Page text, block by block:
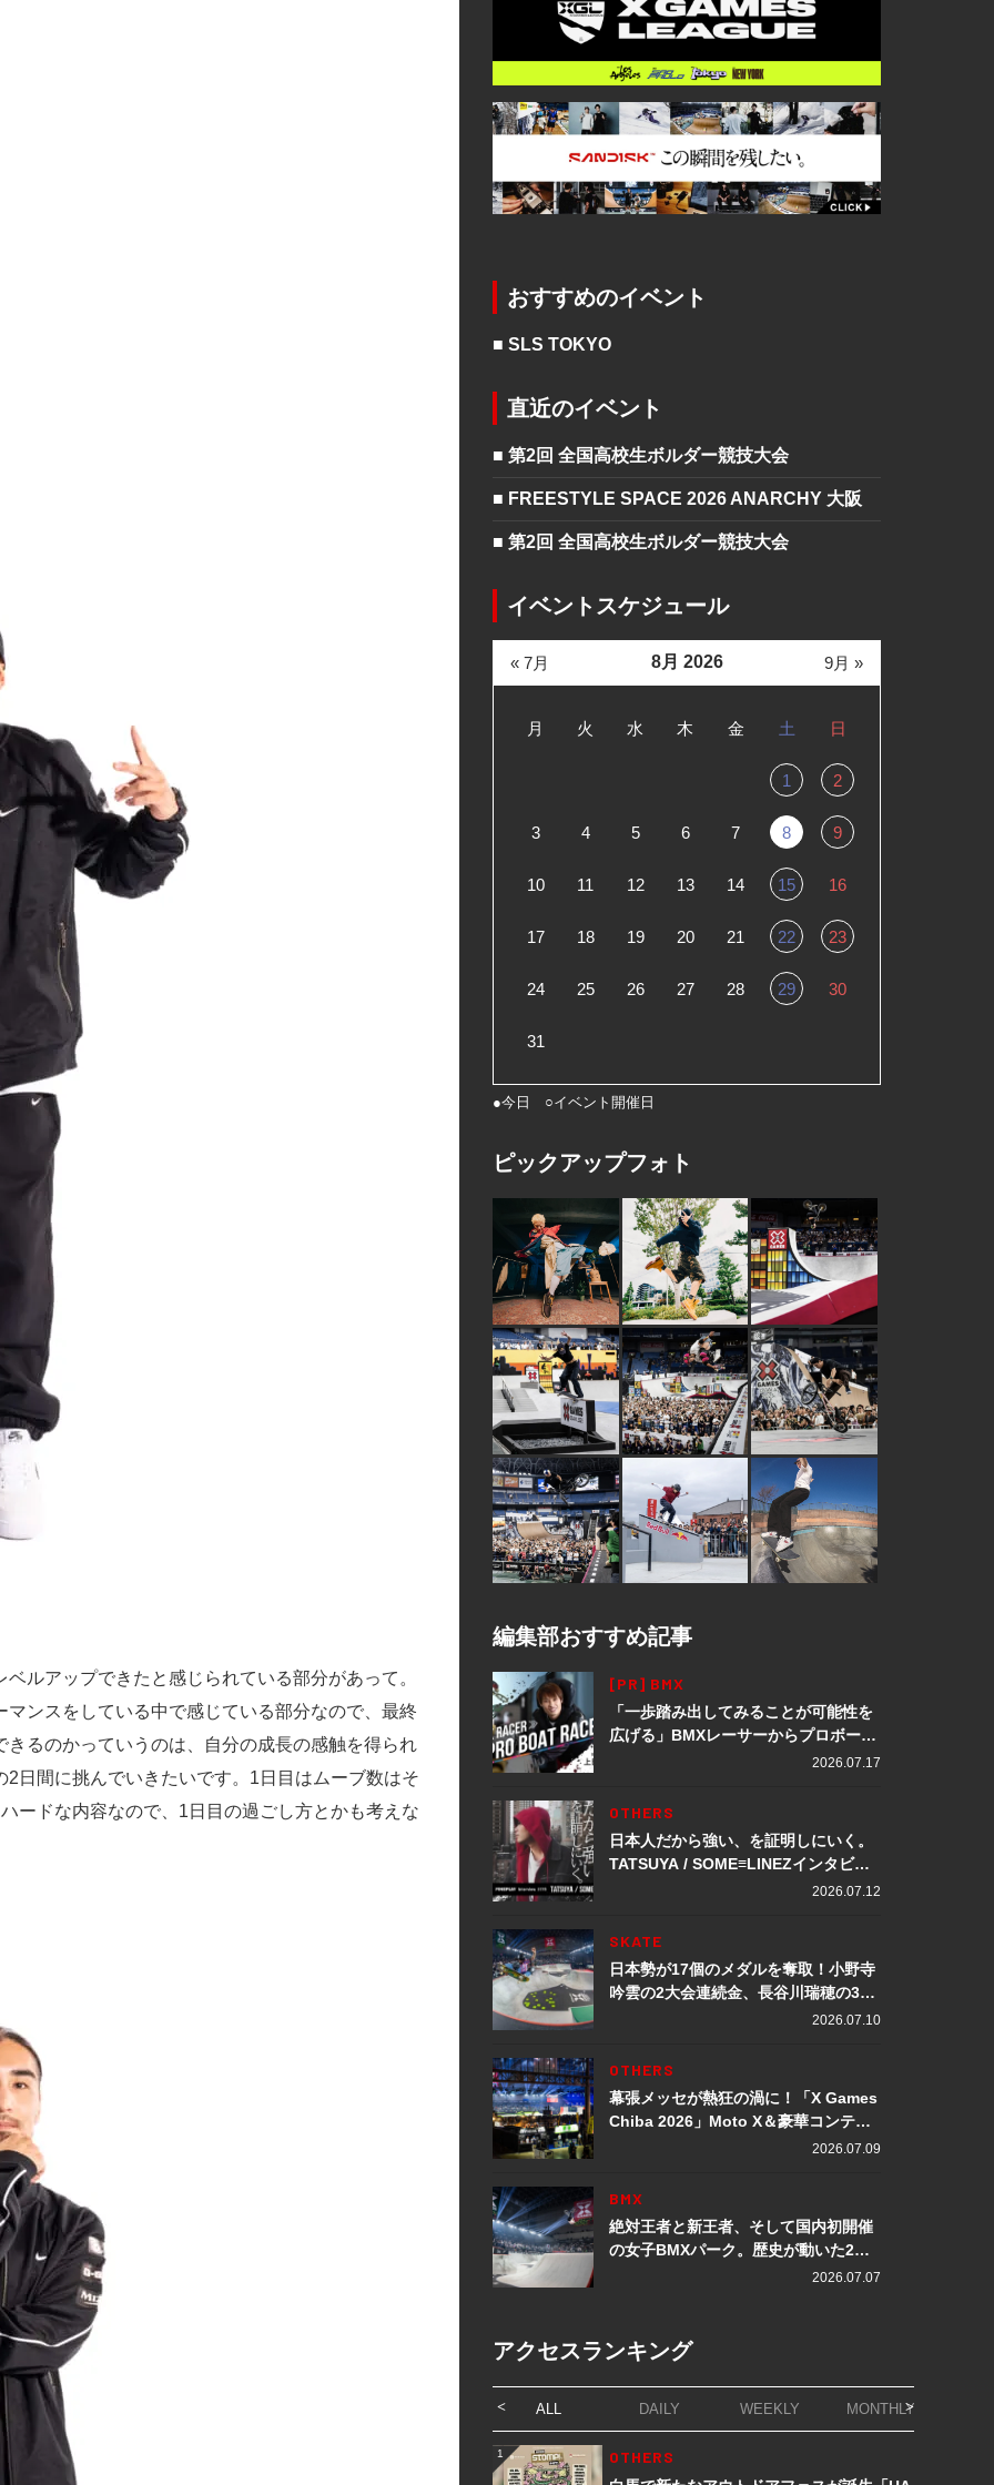
ルアップできたと感じられている部分があって。
ンスをしている中で感じている部分なので、最終
るのかっていうのは、自分の成長の感触を得られ
日間に挑んでいきたいです。1日目はムーブ数はそ
ードな内容なので、1日目の過ごし方とかも考えな
おすすめのイベント
■ SLS TOKYO
直近のイベント
■ 第2回 全国高校生ボルダー競技大会
■ FREESTYLE SPACE 2026 ANARCHY 大阪
■ 第2回 全国高校生ボルダー競技大会
イベントスケジュール
8月 2026
月 火 水 木 金 土 日
1 2
3 4 5 6 7 8 9
10 11 12 13 14 15 16
17 18 19 20 21 22 23
24 25 26 27 28 29 30
31
« 7月 9月 »
●今日 ○イベント開催日
ピックアップフォト
編集部おすすめ記事
[PR] BMX
「一歩踏み出してみることが可能性を
広げる」BMXレーサーからプロボート
レーサーへ転身。上田龍星が体現する
2026.07.17
OTHERS
日本人だから強い、を証明しにいく。
TATSUYA / SOME≡LINEZインタビュ
2026.07.12
SKATE
日本勢が17個のメダルを奪取！小野寺
吟雲の2大会連続金、長谷川瑞穂の3メ
ダル獲得など数々の快挙をプレイバッ
2026.07.10
OTHERS
幕張メッセが熱狂の渦に！「X Games
Chiba 2026」Moto X＆豪華コンテン
2026.07.09
BMX
絶対王者と新王者、そして国内初開催
の女子BMXパーク。歴史が動いた2日
2026.07.07
アクセスランキング
ALL DAILY WEEKLY MONTHLY
1 OTHERS